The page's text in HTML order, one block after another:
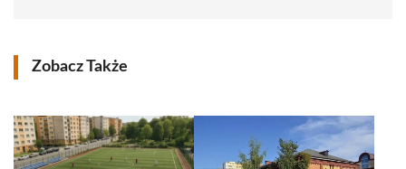
Zobacz Także